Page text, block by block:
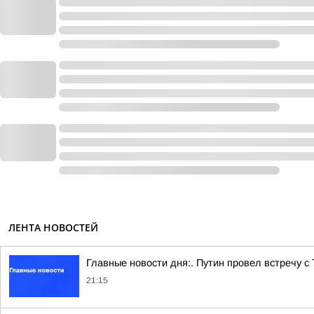
ЛЕНТА НОВОСТЕЙ
Главные новости дня:. Путин провел встречу с
21:15